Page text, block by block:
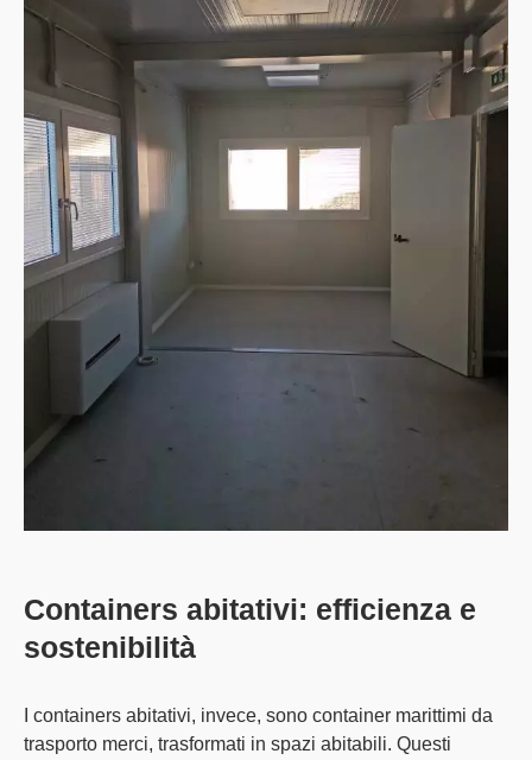
Containers abitativi: efficienza e
sostenibilità
containers abitativi, invece, sono container marittimi da
trasporto merci, trasformati in spazi abitabili. Questi